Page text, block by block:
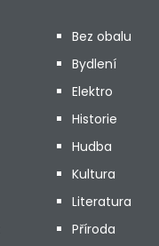
Bez obalu
Bydlení
Elektro
Historie
Hudba
Kultura
Literatura
Příroda